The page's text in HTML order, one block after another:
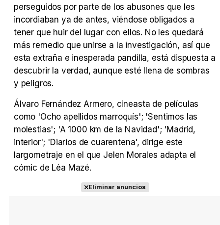
perseguidos por parte de los abusones que les
incordiaban ya de antes, viéndose obligados a
tener que huir del lugar con ellos. No les quedará
más remedio que unirse a la investigación, así que
esta extraña e inesperada pandilla, está dispuesta a
descubrir la verdad, aunque esté llena de sombras
y peligros.
Álvaro Fernández Armero, cineasta de películas
como 'Ocho apellidos marroquís'; 'Sentimos las
molestias'; 'A 1000 km de la Navidad'; 'Madrid,
interior'; 'Diarios de cuarentena', dirige este
largometraje en el que Jelen Morales adapta el
cómic de Léa Mazé.
Eliminar anuncios